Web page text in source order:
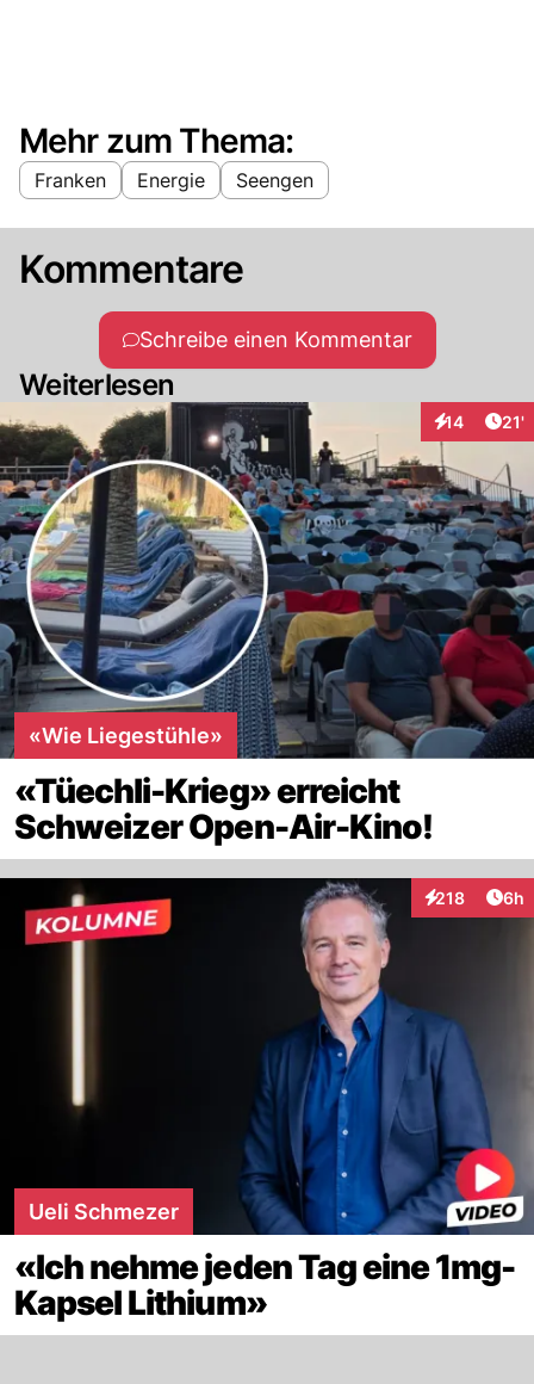
Mehr zum Thema:
Franken Energie Seengen
Kommentare
Schreibe einen Kommentar
Weiterlesen
14
Interaktionen
21'
«Wie Liegestühle»
«Tüechli-Krieg» erreicht
Schweizer Open-Air-Kino!
218
Interaktionen
6h
Ueli Schmezer
«Ich nehme jeden Tag eine 1mg-
Kapsel Lithium»